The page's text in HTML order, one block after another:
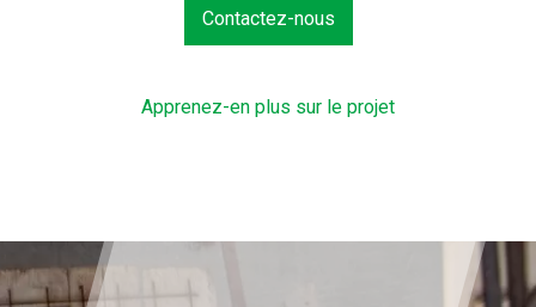
Contactez-nous
Apprenez-en plus sur le projet